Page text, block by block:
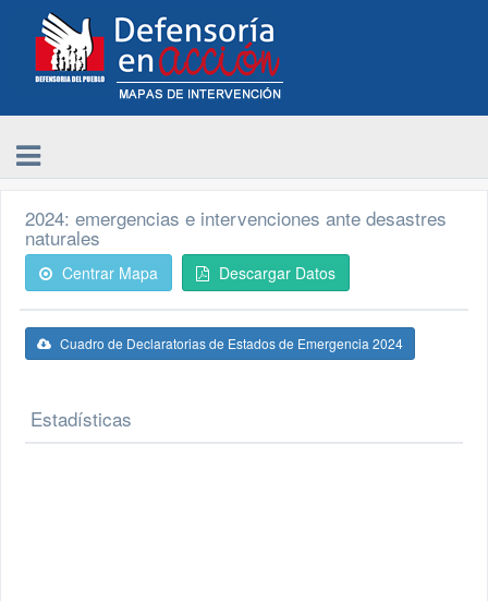
2024: emergencias e intervenciones ante desastres
naturales
Centrar Mapa Descargar Datos
Cuadro de Declaratorias de Estados de Emergencia 2024
Estadísticas